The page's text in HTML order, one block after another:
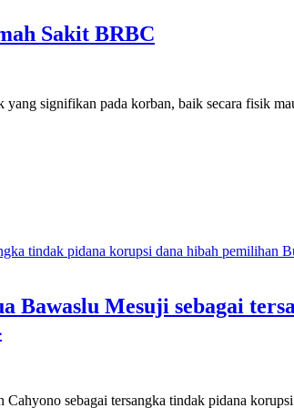
Sakit BRBC
signifikan pada korban, baik secara fisik
Bawaslu Mesuji sebagai
sebagai tersangka tindak pidana